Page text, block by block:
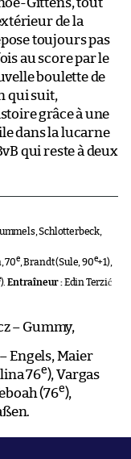
de la
toujours pas
au score par le
boulette de
qui suit,
grâce à une
dans la lucarne
qui reste à deux
Schlotterbeck,
70e, Brandt (Sule, 90e+1),
).Entraîneur :Edin Terzić
– Gummy,
Engels, Maier
76e), Vargas
(76e),